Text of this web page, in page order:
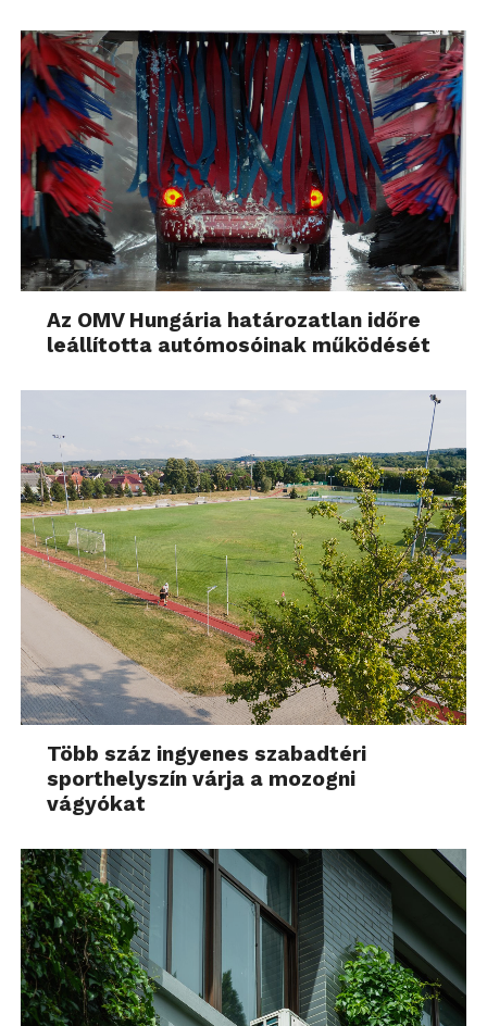
Az OMV Hungária határozatlan időre
leállította autómosóinak működését
Több száz ingyenes szabadtéri
sporthelyszín várja a mozogni
vágyókat